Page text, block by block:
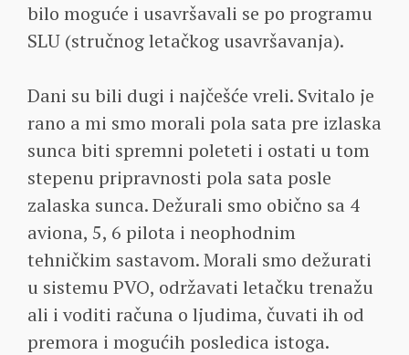
bilo moguće i usavršavali se po programu
SLU (stručnog letačkog usavršavanja).
Dani su bili dugi i najčešće vreli. Svitalo je
rano a mi smo morali pola sata pre izlaska
sunca biti spremni poleteti i ostati u tom
stepenu pripravnosti pola sata posle
zalaska sunca. Dežurali smo obično sa 4
aviona, 5, 6 pilota i neophodnim
tehničkim sastavom. Morali smo dežurati
u sistemu PVO, održavati letačku trenažu
ali i voditi računa o ljudima, čuvati ih od
premora i mogućih posledica istoga.